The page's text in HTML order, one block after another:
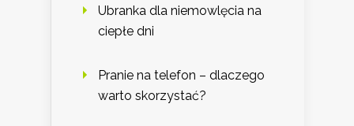
Ubranka dla niemowlęcia na
ciepłe dni
Pranie na telefon – dlaczego
warto skorzystać?